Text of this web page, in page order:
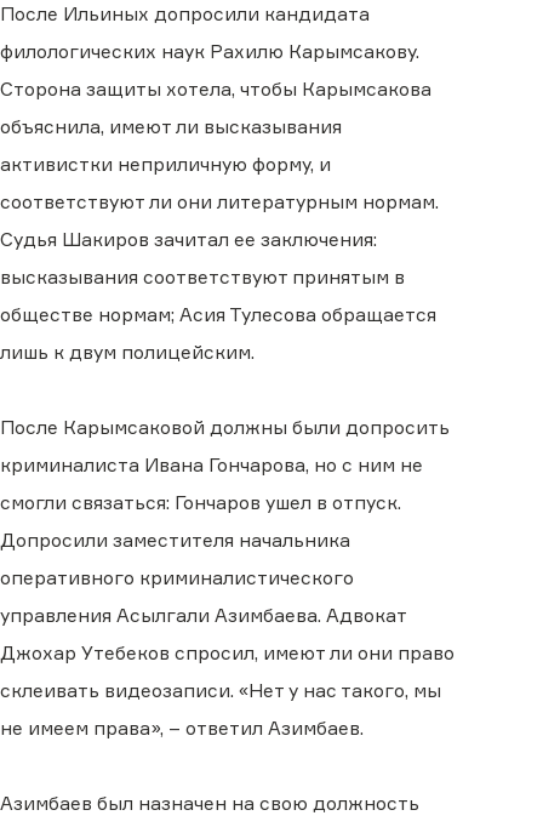
После Ильиных допросили кандидата
филологических наук Рахилю Карымсакову.
Сторона защиты хотела, чтобы Карымсакова
объяснила, имеют ли высказывания
активистки неприличную форму, и
соответствуют ли они литературным нормам.
Судья Шакиров зачитал ее заключения:
высказывания соответствуют принятым в
обществе нормам; Асия Тулесова обращается
лишь к двум полицейским.
После Карымсаковой должны были допросить
криминалиста Ивана Гончарова, но с ним не
смогли связаться: Гончаров ушел в отпуск.
Допросили заместителя начальника
оперативного криминалистического
управления Асылгали Азимбаева. Адвокат
Джохар Утебеков спросил, имеют ли они право
склеивать видеозаписи. «Нет у нас такого, мы
не имеем права», – ответил Азимбаев.
Азимбаев был назначен на свою должность